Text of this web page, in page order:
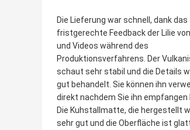
Die Lieferung war schnell, dank das
fristgerechte Feedback der Lilie
und Videos während des
Produktionsverfahrens. Der
schaut sehr stabil und die Details
gut behandelt. Sie können ihn
direkt nachdem Sie ihn empfangen
Die Kuhstallmatte, die hergestellt
sehr gut und die Oberfläche ist